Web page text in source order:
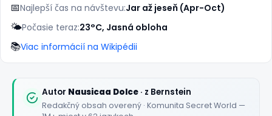
📅Najlepší čas na návštevu:Jar až jeseň (Apr-Oct)
🌤️Počasie teraz:23°C, Jasná obloha
📚Viac informácií na Wikipédii
Autor Nausicaa Dolce · z Bernstein
Redakčný obsah overený · Komunita Secret World —